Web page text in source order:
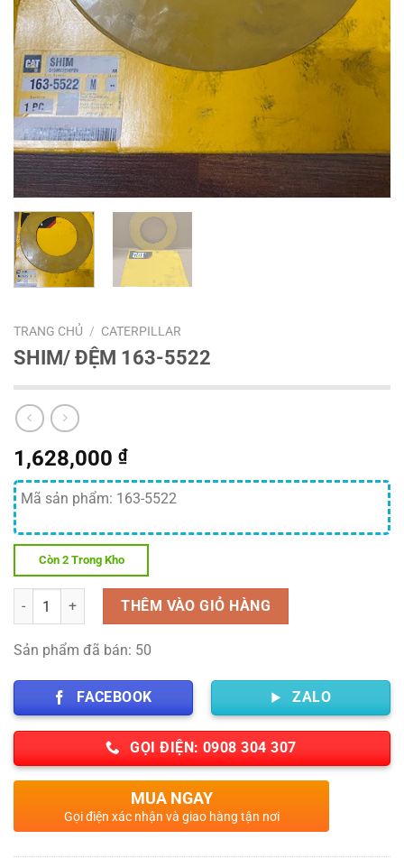
TRANG CHỦ / CATERPILLAR
SHIM/ ĐỆM 163-5522
1,628,000 ₫
Mã sản phẩm: 163-5522
Còn 2 Trong Kho
Số lượng THÊM VÀO GIỎ HÀNG
Sản phẩm đã bán: 50
FACEBOOK ZALO
GỌI ĐIỆN: 0908 304 307
MUA NGAY
Gọi điện xác nhận và giao hàng tận nơi